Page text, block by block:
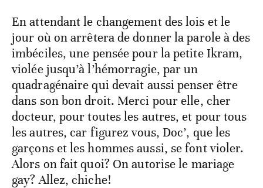
En attendant le changement des lois et le
jour où on arrêtera de donner la parole à des
imbéciles, une pensée pour la petite Ikram,
violée jusqu’à l’hémorragie, par un
quadragénaire qui devait aussi penser être
dans son bon droit. Merci pour elle, cher
docteur, pour toutes les autres, et pour tous
les autres, car figurez vous, Doc’, que les
garçons et les hommes aussi, se font violer.
Alors on fait quoi? On autorise le mariage
gay? Allez, chiche!